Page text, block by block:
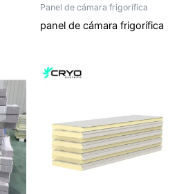
Panel de cámara frigorífica
panel de cámara frigorífica